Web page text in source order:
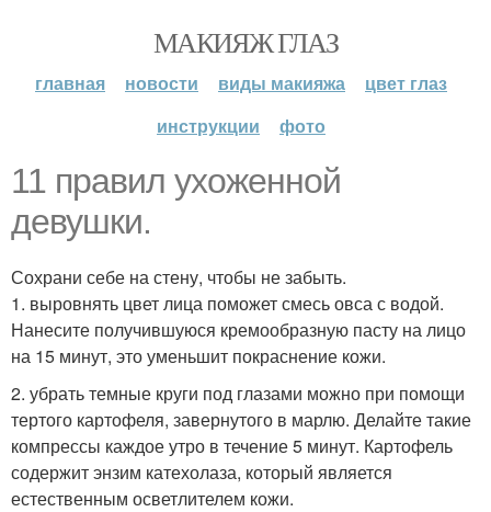
МАКИЯЖ ГЛАЗ
главная новости виды макияжа
цвет глаз
инструкции
фото
11 правил ухоженной
девушки.
Сохрани себе на стену, чтобы не забыть.
1. выровнять цвет лица поможет смесь овса с водой.
Нанесите получившуюся кремообразную пасту на лицо
на 15 минут, это уменьшит покраснение кожи.
2. убрать темные круги под глазами можно при помощи
тертого картофеля, завернутого в марлю. Делайте такие
компрессы каждое утро в течение 5 минут. Картофель
содержит энзим катехолаза, который является
естественным осветлителем кожи.